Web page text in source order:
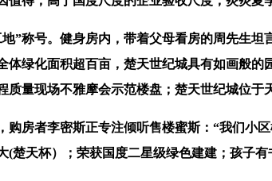
称号。健身房内，带着父母看房的周先生坦
体绿化面积超百亩，楚天世纪城具有如画般
量现场不雅摩会示范楼盘；楚天世纪城位于
者李密斯正专注倾听售楼蜜斯：“我们小区
(楚天杯）；荣获国度二星级绿色建建；孩子有